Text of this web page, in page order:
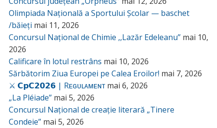
Olimpiada Națională a Sportului Școlar — baschet
/băieți mai 11, 2026
Concursul Național de Chimie ,,Lazăr Edeleanu” mai 10,
2026
Calificare în lotul restrâns mai 10, 2026
Sărbătorim Ziua Europei pe Calea Eroilor! mai 7, 2026
⚔️ 𝗖𝗽𝗖𝟮𝟬𝟮𝟲 | Rᴇɢᴜʟᴀᴍᴇɴᴛ mai 6, 2026
„La Pléiade” mai 5, 2026
Concursul Național de creație literară „Tinere
Condeie” mai 5, 2026